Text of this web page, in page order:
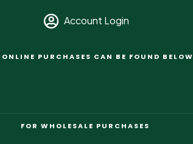
Account Login
PURCHASES CAN BE FOUND BELOW
FOR WHOLESALE PURCHASES